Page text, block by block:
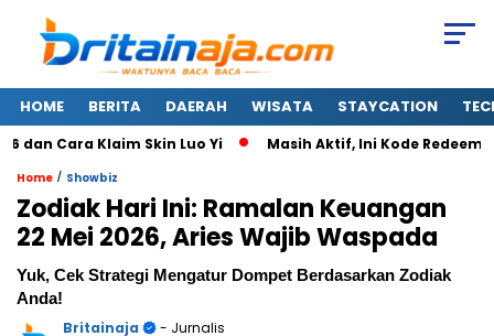
HOME BERITA DAERAH WISATA STAYCATION
Cara Klaim Skin Luo Yi Masih Aktif, Ini Kode Redeem FF
Home / Showbiz
Zodiak Hari Ini: Ramalan Keuangan
22 Mei 2026, Aries Wajib Waspada
Yuk, Cek Strategi Mengatur Dompet Berdasarkan Zodiak
Anda!
Britainaja
- Jurnalis